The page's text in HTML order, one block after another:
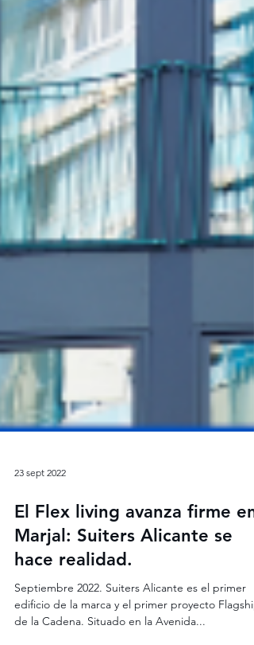
23 sept 2022
El Flex living avanza firme en
Marjal: Suiters Alicante se
hace realidad.
Septiembre 2022. Suiters Alicante es el primer